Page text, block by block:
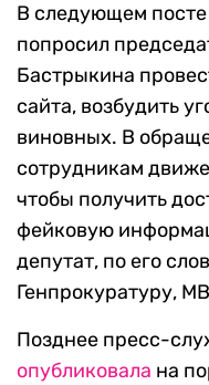
В следующем
попросил
Бастрыкина
сайта, возбудить
виновных. В
сотрудникам
чтобы получить
фейковую
депутат, по его
Генпрокуратуру,
Позднее пресс-
опубликовала на